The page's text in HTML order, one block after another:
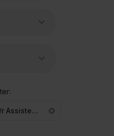
Sozialpädagogische/r Assistent/in